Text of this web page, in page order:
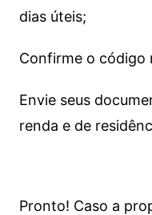
dias úteis;
Confirme o código
Envie seus
renda e de
Pronto! Caso a